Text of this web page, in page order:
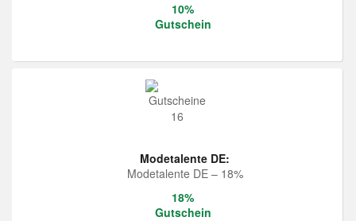
10%
Gutschein
Modetalente DE:
Modetalente DE – 18%
18%
Gutschein